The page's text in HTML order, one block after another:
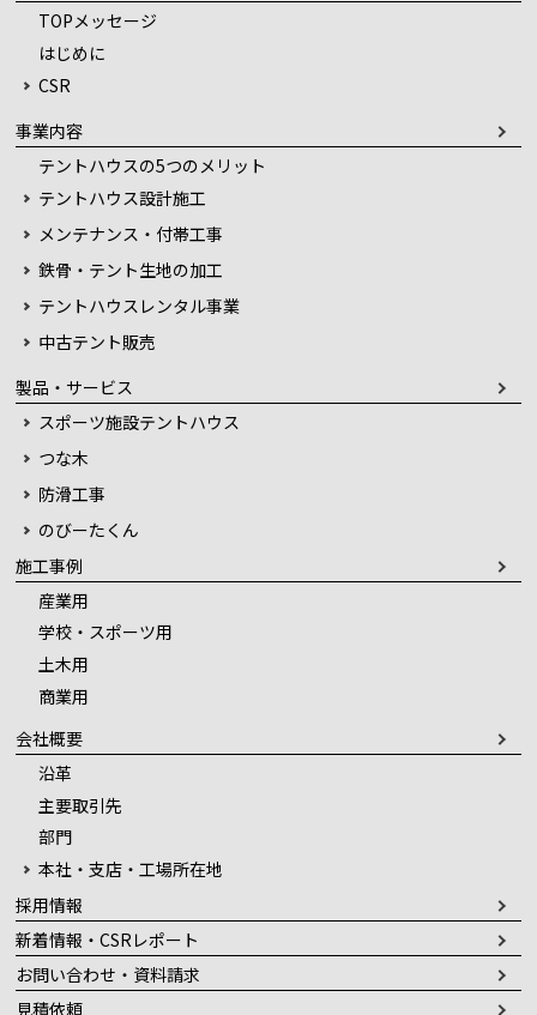
TOPメッセージ
はじめに
CSR
事業内容
テントハウスの5つのメリット
テントハウス設計施工
メンテナンス・付帯工事
鉄骨・テント生地の加工
テントハウスレンタル事業
中古テント販売
製品・サービス
スポーツ施設テントハウス
つな木
防滑工事
のびーたくん
施工事例
産業用
学校・スポーツ用
土木用
商業用
会社概要
沿革
主要取引先
部門
本社・支店・工場所在地
採用情報
新着情報・CSRレポート
お問い合わせ・資料請求
見積依頼